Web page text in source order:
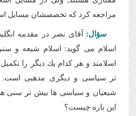
مراجعه كرد كه تخصصشان مسایل
سؤال:
آقاى نصر در مقدمه
اسلام مى گوید: اسلام شیعه و
اسلامند و هر كدام یك دیگر را
تر سیاسى و دیگرى مذهبى است.
شیعیان و سیاسى ها بیش تر سنى
این باره چیست؟